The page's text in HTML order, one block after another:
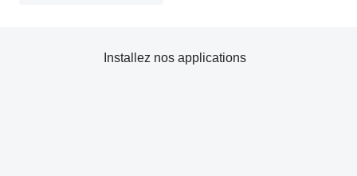
Installez nos applications